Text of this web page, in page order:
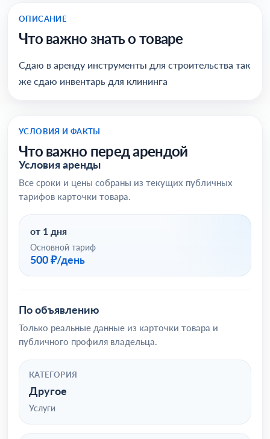
ОПИСАНИЕ
Что важно знать о товаре
Сдаю в аренду инструменты для строительства так
же сдаю инвентарь для клининга
УСЛОВИЯ И ФАКТЫ
Что важно перед арендой
Условия аренды
Все сроки и цены собраны из текущих публичных
тарифов карточки товара.
от 1 дня
Основной тариф
500 ₽/день
По объявлению
Только реальные данные из карточки товара и
публичного профиля владельца.
КАТЕГОРИЯ
Другое
Услуги